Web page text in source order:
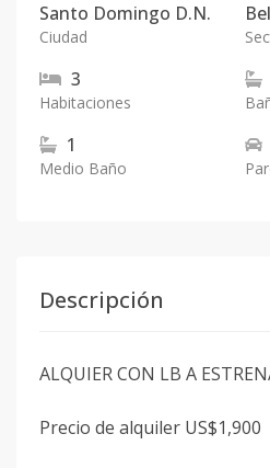
Santo Domingo D.N.
Ciudad
3
Habitaciones
1
Medio Baño
Descripción
ALQUIER CON LB A
Precio de alquiler US$1,900